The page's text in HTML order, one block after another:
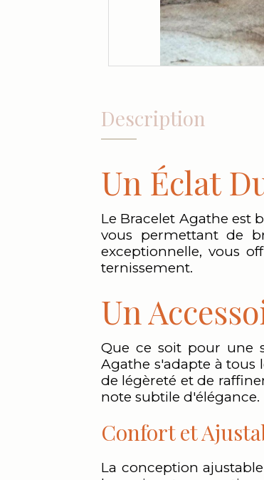
Description
Un Éclat
Le Bracelet Agathe est
vous permettant de
exceptionnelle, vous
ternissement.
Un
Que ce soit pour une
Agathe s'adapte à tous
de légèreté et de
note subtile d'élégance.
Confort et
La conception